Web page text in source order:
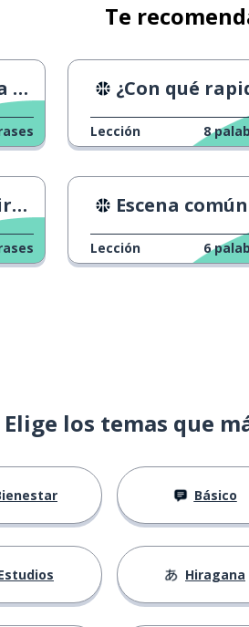
Te
¿Con qué rapidez puedo
Lección 8
Escena común en
Lección 6
Elige los temas que
Básico
Hiragana